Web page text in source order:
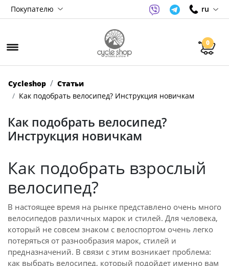
Покупателю ru
0
Cycleshop
Статьи
Как подобрать велосипед? Инструкция новичкам
Как подобрать велосипед?
Инструкция новичкам
Как подобрать взрослый
велосипед?
В настоящее время на рынке представлено очень много
велосипедов различных марок и стилей. Для человека,
который не совсем знаком с велоспортом очень легко
потеряться от разнообразия марок, стилей и
предназначений. В связи с этим возникает проблема:
как выбрать велосипед, который подойдет именно вам